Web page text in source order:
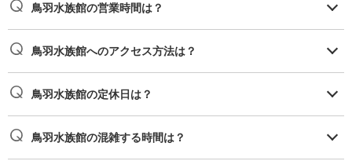
鳥羽水族館の営業時間は？
鳥羽水族館へのアクセス方法は？
鳥羽水族館の定休日は？
鳥羽水族館の混雑する時間は？